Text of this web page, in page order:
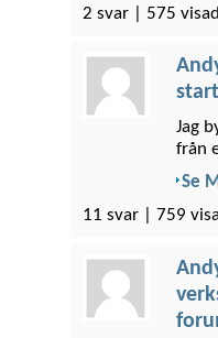
2 svar | 575
Jag
från
Se
11 svar | 759